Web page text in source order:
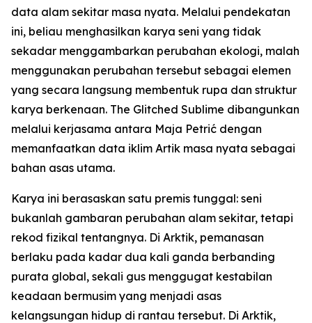
data alam sekitar masa nyata. Melalui pendekatan
ini, beliau menghasilkan karya seni yang tidak
sekadar menggambarkan perubahan ekologi, malah
menggunakan perubahan tersebut sebagai elemen
yang secara langsung membentuk rupa dan struktur
karya berkenaan. The Glitched Sublime dibangunkan
melalui kerjasama antara Maja Petrić dengan
memanfaatkan data iklim Artik masa nyata sebagai
bahan asas utama.
Karya ini berasaskan satu premis tunggal: seni
bukanlah gambaran perubahan alam sekitar, tetapi
rekod fizikal tentangnya. Di Arktik, pemanasan
berlaku pada kadar dua kali ganda berbanding
purata global, sekali gus menggugat kestabilan
keadaan bermusim yang menjadi asas
kelangsungan hidup di rantau tersebut. Di Arktik,